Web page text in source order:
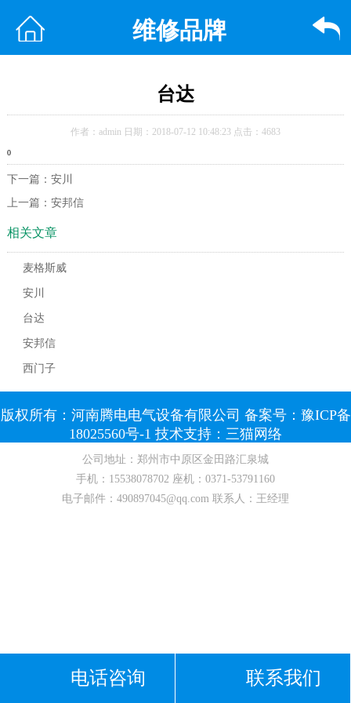
维修品牌
台达
作者：admin 日期：2018-07-12 10:48:23 点击：4683
0
下一篇： 安川
上一篇： 安邦信
相关文章
麦格斯威
安川
台达
安邦信
西门子
版权所有：河南腾电电气设备有限公司 备案号： 豫ICP备
18025560号-1 技术支持： 三猫网络
公司地址：郑州市中原区金田路汇泉城
手机： 15538078702 座机： 0371-53791160
电子邮件： 490897045@qq.com 联系人：王经理
电话咨询 联系我们